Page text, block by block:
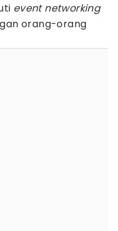
event networking
orang-orang